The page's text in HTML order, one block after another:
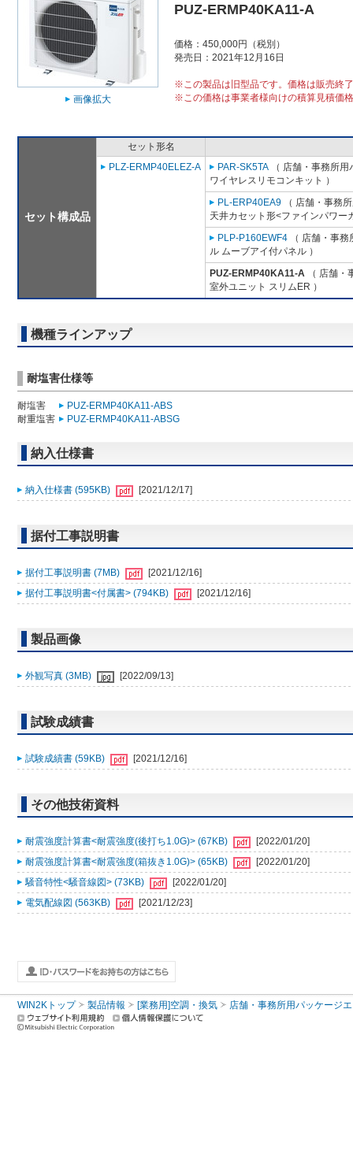
画像拡大
PUZ-ERMP40KA11-A
価格：450,000円（税別）
発売日：2021年12月16日
※この製品は旧型品です。価格は販売終
※この価格は事業者様向けの積算見積価
セット構成品
セット形名
PLZ-ERMP40ELEZ-A
PAR-SK5TA （ 店舗・事務所
ワイヤレスリモコンキット ）
PL-ERP40EA9 （ 店舗・事務
天井カセット形<ファインパワー
PLP-P160EWF4 （ 店舗・事
ル ムーブアイ付パネル ）
PUZ-ERMP40KA11-A （ 店舗・
室外ユニット スリムER ）
機種ラインアップ
耐塩害仕様等
耐塩害
PUZ-ERMP40KA11-ABS
耐重塩害
PUZ-ERMP40KA11-ABSG
納入仕様書
納入仕様書 (595KB) [2021/12/17]
据付工事説明書
据付工事説明書 (7MB)
[2021/12/16]
据付工事説明書<付属書> (794KB)
[2021/12/16]
製品画像
外観写真 (3MB) [2022/09/13]
試験成績書
試験成績書 (59KB) [2021/12/16]
その他技術資料
耐震強度計算書<耐震強度(後打ち1.0G)> (67KB)
[2022/01/20]
耐震強度計算書<耐震強度(箱抜き1.0G)> (65KB)
[2022/01/20]
騒音特性<騒音線図> (73KB)
[2022/01/20]
電気配線図 (563KB)
[2021/12/23]
WIN2Kトップ 製品情報 [業務用]空調・換気 店舗・事務所用パッケージ